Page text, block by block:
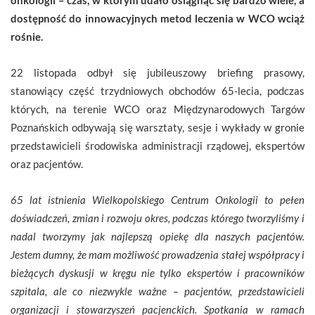
dostępność do innowacyjnych metod leczenia w WCO wciąż
rośnie.
22 listopada odbył się jubileuszowy briefing prasowy,
stanowiący część trzydniowych obchodów 65-lecia, podczas
których, na terenie WCO oraz Międzynarodowych Targów
Poznańskich odbywają się warsztaty, sesje i wykłady w gronie
przedstawicieli środowiska administracji rządowej, ekspertów
oraz pacjentów.
65 lat istnienia Wielkopolskiego Centrum Onkologii to pełen
doświadczeń, zmian i rozwoju okres, podczas którego tworzyliśmy i
nadal tworzymy jak najlepszą opiekę dla naszych pacjentów.
Jestem dumny, że mam możliwość prowadzenia stałej współpracy i
bieżących dyskusji w kręgu nie tylko ekspertów i pracowników
szpitala, ale co niezwykle ważne – pacjentów, przedstawicieli
organizacji i stowarzyszeń pacjenckich. Spotkania w ramach